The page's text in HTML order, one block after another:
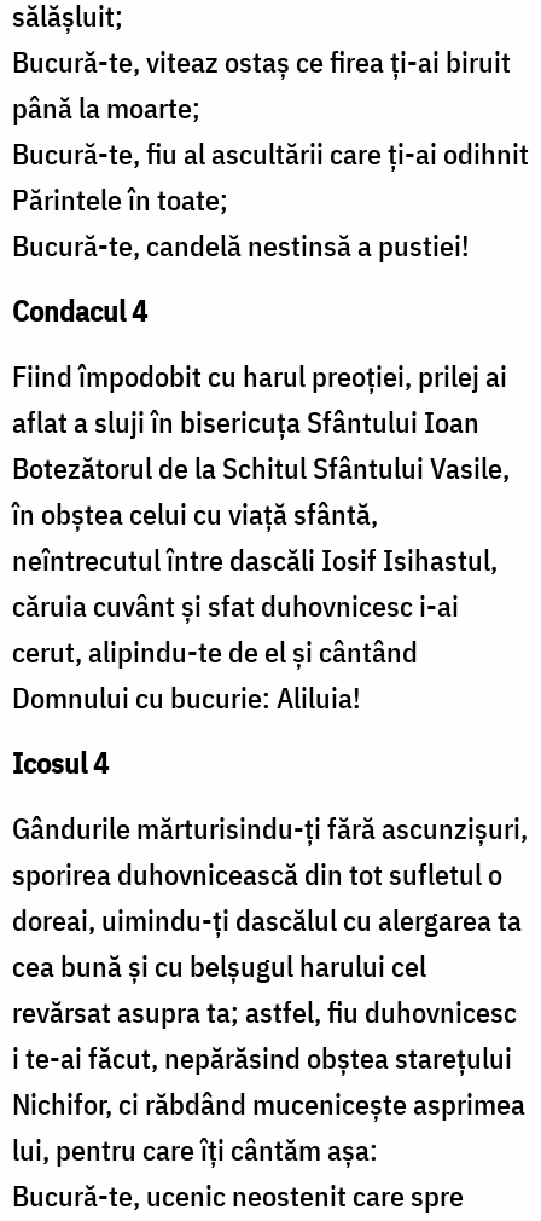
sălășluit;
Bucură-te, viteaz ostaș ce firea ți-ai biruit
până la moarte;
Bucură-te, fiu al ascultării care ți-ai odihnit
Părintele în toate;
Bucură-te, candelă nestinsă a pustiei!
Condacul 4
Fiind împodobit cu harul preoției, prilej ai
aflat a sluji în bisericuța Sfântului Ioan
Botezătorul de la Schitul Sfântului Vasile,
în obștea celui cu viață sfântă,
neîntrecutul între dascăli Iosif Isihastul,
căruia cuvânt și sfat duhovnicesc i-ai
cerut, alipindu-te de el și cântând
Domnului cu bucurie: Aliluia!
Icosul 4
Gândurile mărturisindu-ți fără ascunzișuri,
sporirea duhovnicească din tot sufletul o
doreai, uimindu-ți dascălul cu alergarea ta
cea bună și cu belșugul harului cel
revărsat asupra ta; astfel, fiu duhovnicesc
i te-ai făcut, nepărăsind obștea starețului
Nichifor, ci răbdând mucenicește asprimea
lui, pentru care îți cântăm așa:
Bucură-te, ucenic neostenit care spre